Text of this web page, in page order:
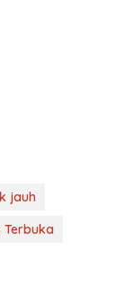
jauh
Terbuka